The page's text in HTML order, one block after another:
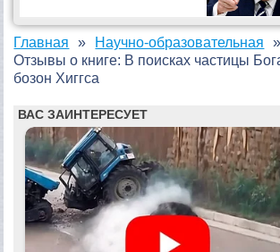
Главная Научно-образовательная
Отзывы о книге: В поисках частицы
бозон Хиггса